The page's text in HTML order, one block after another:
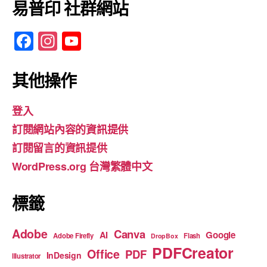
易普印 社群網站
F
c
b
o
o
k
In
a
a
m
u
b
e
其他操作
登入
訂閱網站內容的資訊提供
訂閱留言的資訊提供
WordPress.org 台灣繁體中文
標籤
Adobe Adobe Firefly AI Canva DropBox Flash Google
Illustrator InDesign Office PDF PDFCreator